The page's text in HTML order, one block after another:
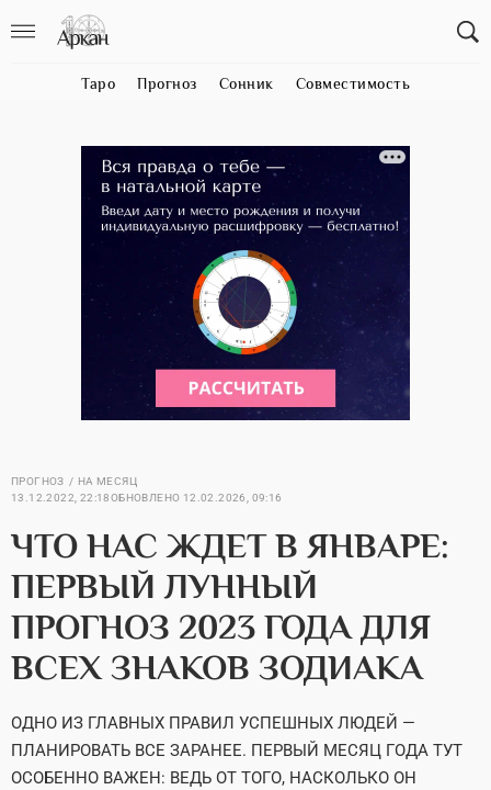
Таро Прогноз Сонник Совместимость
ПРОГНОЗ
НА МЕСЯЦ
13.12.2022, 22:18ОБНОВЛЕНО 12.02.2026, 09:16
ЧТО НАС ЖДЕТ В ЯНВАРЕ:
ПЕРВЫЙ ЛУННЫЙ
ПРОГНОЗ 2023 ГОДА ДЛЯ
ВСЕХ ЗНАКОВ ЗОДИАКА
ОДНО ИЗ ГЛАВНЫХ ПРАВИЛ УСПЕШНЫХ ЛЮДЕЙ —
ПЛАНИРОВАТЬ ВСЕ ЗАРАНЕЕ. ПЕРВЫЙ МЕСЯЦ ГОДА ТУТ
ОСОБЕННО ВАЖЕН: ВЕДЬ ОТ ТОГО, НАСКОЛЬКО ОН